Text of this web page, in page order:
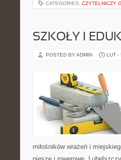
CATEGORIES: CZYTELNICZY
SZKOŁY I
POSTED BY ADMIN LUT -
miłośników wrażeń i